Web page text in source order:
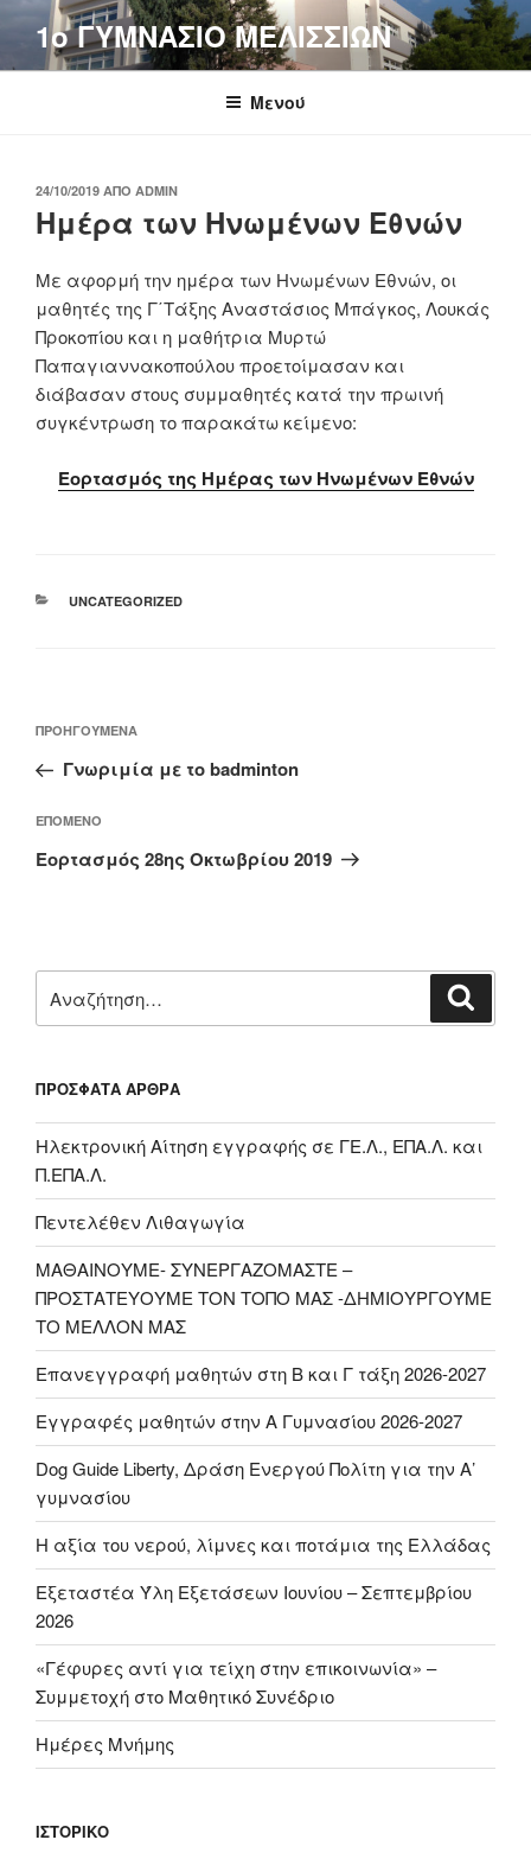
Μετάβαση
περιεχόμενο
1o ΓΥΜΝΑΣΙΟ ΜΕΛΙΣΣΙΩΝ
Μενού
ΔΗΜΟΣΙΕΎΤΗΚΕ
ΣΤΙΣ
24/10/2019 ΑΠΌ ADMIN
Ημέρα των Ηνωμένων Εθνών
Με αφορμή την ημέρα των Ηνωμένων Εθνών, οι
μαθητές της Γ΄Τάξης Αναστάσιος Μπάγκος, Λουκάς
Προκοπίου και η μαθήτρια Μυρτώ
Παπαγιαννακοπούλου προετοίμασαν και
διάβασαν στους συμμαθητές κατά την πρωινή
συγκέντρωση το παρακάτω κείμενο:
Εορτασμός της Ημέρας των Ηνωμένων Εθνών
ΚΑΤΗΓΟΡΊΕΣ
UNCATEGORIZED
άρθρων
Προηγούμενο
άρθρο
ΠΡΟΗΓΟΎΜΕΝΑ
Γνωριμία με το badminton
Επόμενο
άρθρο
ΕΠΌΜΕΝΟ
Εορτασμός 28ης Οκτωβρίου 2019
για:
ΠΡΌΣΦΑΤΑ ΆΡΘΡΑ
Ηλεκτρονική Αίτηση εγγραφής σε ΓΕ.Λ., ΕΠΑ.Λ. και
Π.ΕΠΑ.Λ.
Πεντελέθεν Λιθαγωγία
ΜΑΘΑΙΝΟΥΜΕ- ΣΥΝΕΡΓΑΖΟΜΑΣΤΕ –
ΠΡΟΣΤΑΤΕΥΟΥΜΕ ΤΟΝ ΤΟΠΟ ΜΑΣ -ΔΗΜΙΟΥΡΓΟΥΜΕ
ΤΟ ΜΕΛΛΟΝ ΜΑΣ
Επανεγγραφή μαθητών στη Β και Γ τάξη 2026-2027
Εγγραφές μαθητών στην Α Γυμνασίου 2026-2027
Dog Guide Liberty, Δράση Ενεργού Πολίτη για την Α’
γυμνασίου
H αξία του νερού, λίμνες και ποτάμια της Ελλάδας
Εξεταστέα Ύλη Εξετάσεων Ιουνίου – Σεπτεμβρίου
2026
«Γέφυρες αντί για τείχη στην επικοινωνία» –
Συμμετοχή στο Μαθητικό Συνέδριο
Ημέρες Μνήμης
ΙΣΤΟΡΙΚΌ